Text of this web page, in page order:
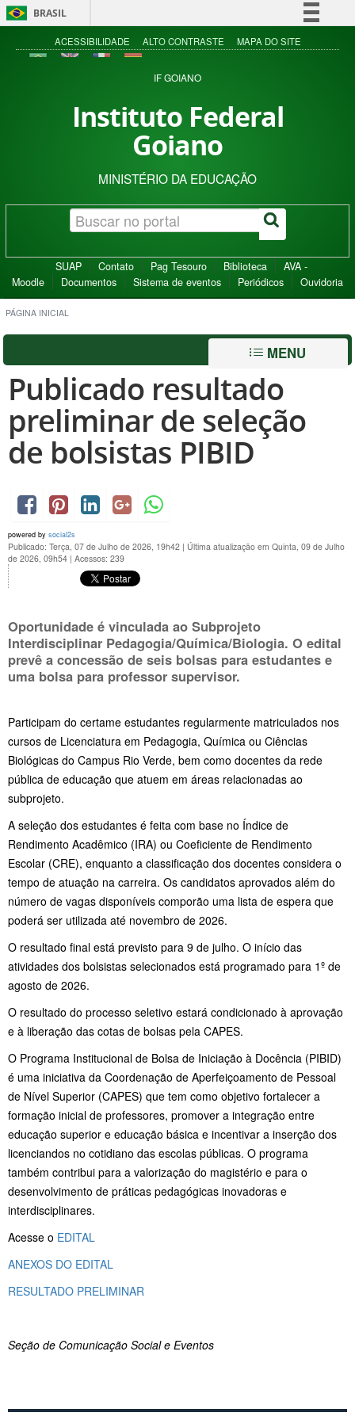
BRASIL
Simplifique!
Acesso à informação
ACESSIBILIDADE ALTO CONTRASTE MAPA DO SITE
IF GOIANO
Instituto Federal
Goiano
MINISTÉRIO DA EDUCAÇÃO
SUAP Contato Pag Tesouro Biblioteca
AVA -
Moodle
Documentos Sistema de eventos Periódicos Ouvidoria
PÁGINA INICIAL
MENU
Publicado resultado
preliminar de seleção
de bolsistas PIBID
powered by social2s
Publicado: Terça, 07 de Julho de 2026, 19h42 | Última atualização em Quinta, 09 de Julho
de 2026, 09h54 | Acessos: 239
Oportunidade é vinculada ao Subprojeto
Interdisciplinar Pedagogia/Química/Biologia. O edital
prevê a concessão de seis bolsas para estudantes e
uma bolsa para professor supervisor.
Participam do certame estudantes regularmente matriculados nos
cursos de Licenciatura em Pedagogia, Química ou Ciências
Biológicas do Campus Rio Verde, bem como docentes da rede
pública de educação que atuem em áreas relacionadas ao
subprojeto.
A seleção dos estudantes é feita com base no Índice de
Rendimento Acadêmico (IRA) ou Coeficiente de Rendimento
Escolar (CRE), enquanto a classificação dos docentes considera o
tempo de atuação na carreira. Os candidatos aprovados além do
número de vagas disponíveis comporão uma lista de espera que
poderá ser utilizada até novembro de 2026.
O resultado final está previsto para 9 de julho. O início das
atividades dos bolsistas selecionados está programado para 1º de
agosto de 2026.
O resultado do processo seletivo estará condicionado à aprovação
e à liberação das cotas de bolsas pela CAPES.
O Programa Institucional de Bolsa de Iniciação à Docência (PIBID)
é uma iniciativa da Coordenação de Aperfeiçoamento de Pessoal
de Nível Superior (CAPES) que tem como objetivo fortalecer a
formação inicial de professores, promover a integração entre
educação superior e educação básica e incentivar a inserção dos
licenciandos no cotidiano das escolas públicas. O programa
também contribui para a valorização do magistério e para o
desenvolvimento de práticas pedagógicas inovadoras e
interdisciplinares.
Acesse o EDITAL
ANEXOS DO EDITAL
RESULTADO PRELIMINAR
Seção de Comunicação Social e Eventos